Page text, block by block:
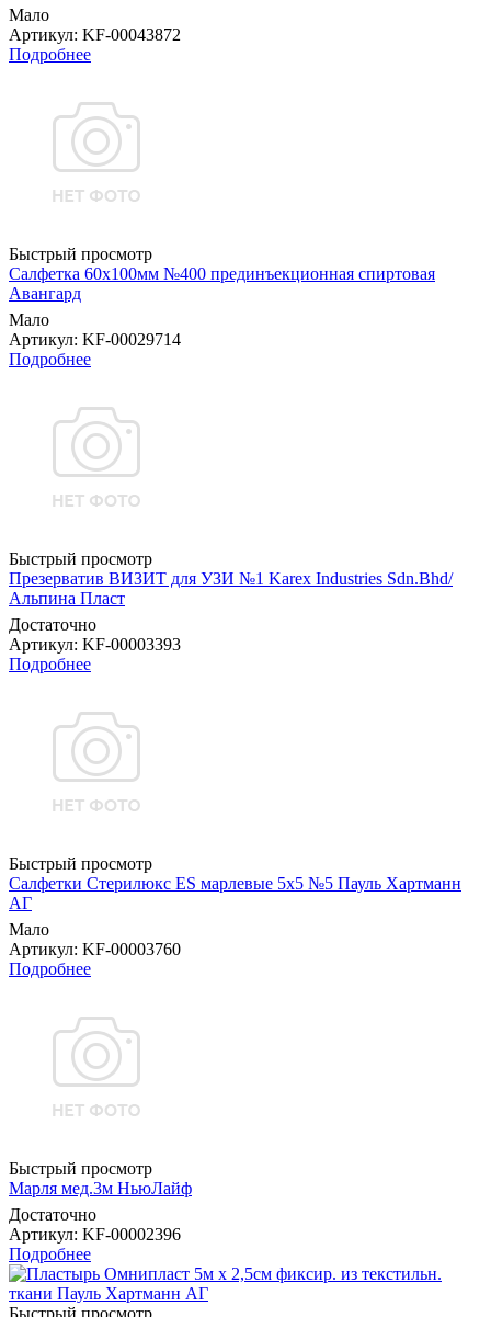
Мало
Артикул: KF-00043872
Подробнее
Быстрый просмотр
Салфетка 60х100мм №400 прединъекционная спиртовая
Авангард
Мало
Артикул: KF-00029714
Подробнее
Быстрый просмотр
Презерватив ВИЗИТ для УЗИ №1 Karex Industries Sdn.Bhd/
Альпина Пласт
Достаточно
Артикул: KF-00003393
Подробнее
Быстрый просмотр
Салфетки Стерилюкс ES марлевые 5х5 №5 Пауль Хартманн
AГ
Мало
Артикул: KF-00003760
Подробнее
Быстрый просмотр
Марля мед.3м НьюЛайф
Достаточно
Артикул: KF-00002396
Подробнее